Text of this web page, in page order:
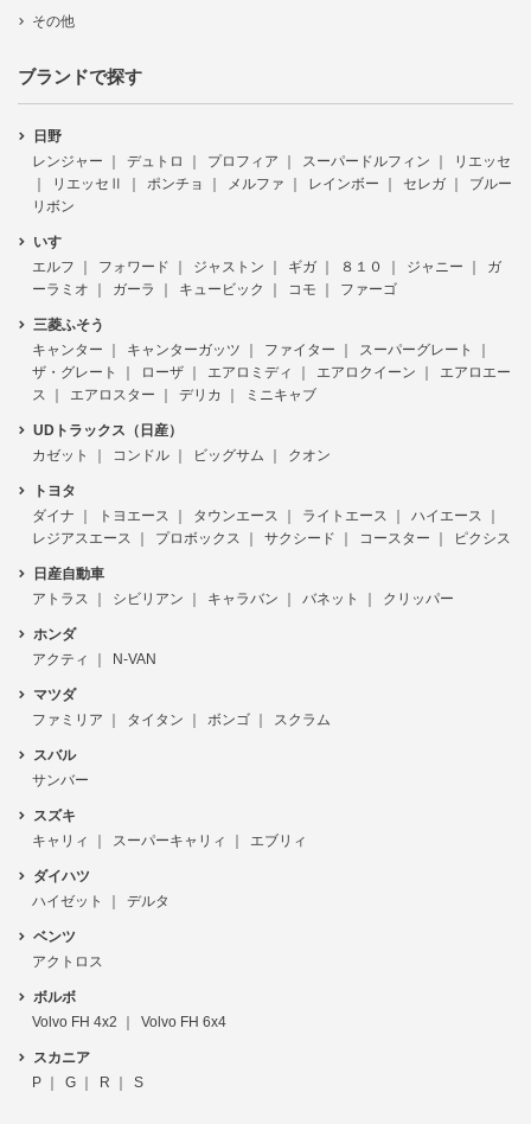
その他
ブランドで探す
日野
レンジャー
デュトロ プロフィア スーパードルフィン
リエッセ
リエッセⅡ
ポンチョ メルファ レインボー セレガ
ブルー
リボン
いすゞ
エルフ
フォワード ジャストン ギガ ８１０ ジャニー
ガ
ーラミオ
ガーラ キュービック コモ ファーゴ
三菱ふそう
キャンター
キャンターガッツ ファイター
スーパーグレート
ザ・グレート
ローザ エアロミディ エアロクイーン
エアロエー
ス
エアロスター デリカ ミニキャブ
UDトラックス（日産）
カゼット
コンドル ビッグサム クオン
トヨタ
ダイナ
トヨエース タウンエース ライトエース
ハイエース
レジアスエース
プロボックス サクシード コースター ピクシス
日産自動車
アトラス
シビリアン キャラバン バネット クリッパー
ホンダ
アクティ
N-VAN
マツダ
ファミリア
タイタン ボンゴ スクラム
スバル
サンバー
スズキ
キャリィ
スーパーキャリィ エブリィ
ダイハツ
ハイゼット
デルタ
ベンツ
アクトロス
ボルボ
Volvo FH 4x2
Volvo FH 6x4
スカニア
P
G R S